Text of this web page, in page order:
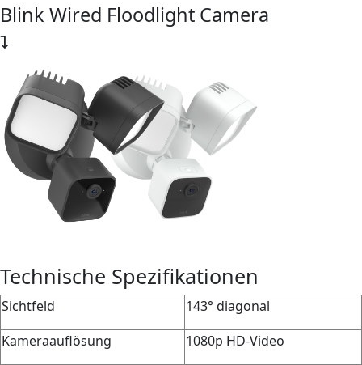
Blink Wired Floodlight Camera
Technische Spezifikationen
Sichtfeld
143° diagonal
Kameraauflösung
1080p HD-Video